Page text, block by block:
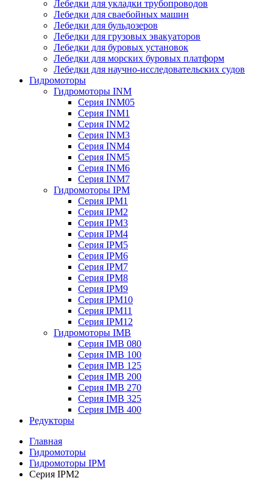
Лебедки для укладки трубопроводов
Лебедки для сваебойных машин
Лебедки для бульдозеров
Лебедки для грузовых эвакуаторов
Лебедки для буровых установок
Лебедки для морских буровых платформ
Лебедки для научно-исследовательских судов
Гидромоторы
Гидромоторы INM
Серия INM05
Серия INM1
Серия INM2
Серия INM3
Серия INM4
Серия INM5
Серия INM6
Серия INM7
Гидромоторы IPM
Серия IPM1
Серия IPM2
Серия IPM3
Серия IPM4
Серия IPM5
Серия IPM6
Серия IPM7
Серия IPM8
Серия IPM9
Серия IPM10
Серия IPM11
Серия IPM12
Гидромоторы IMB
Серия IMB 080
Серия IMB 100
Серия IMB 125
Серия IMB 200
Серия IMB 270
Серия IMB 325
Серия IMB 400
Редукторы
Главная
Гидромоторы
Гидромоторы IPM
Серия IPM2